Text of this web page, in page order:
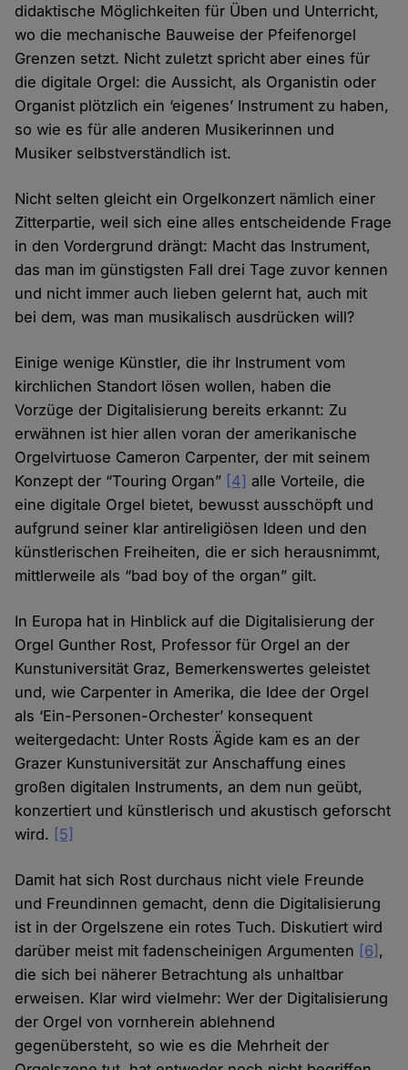
didaktische Möglichkeiten für Üben und Unterricht,
wo die mechanische Bauweise der Pfeifenorgel
Grenzen setzt. Nicht zuletzt spricht aber eines für
die digitale Orgel: die Aussicht, als Organistin oder
Organist plötzlich ein ‘eigenes’ Instrument zu haben,
so wie es für alle anderen Musikerinnen und
Musiker selbstverständlich ist.
Nicht selten gleicht ein Orgelkonzert nämlich einer
Zitterpartie, weil sich eine alles entscheidende Frage
in den Vordergrund drängt: Macht das Instrument,
das man im günstigsten Fall drei Tage zuvor kennen
und nicht immer auch lieben gelernt hat, auch mit
bei dem, was man musikalisch ausdrücken will?
Einige wenige Künstler, die ihr Instrument vom
kirchlichen Standort lösen wollen, haben die
Vorzüge der Digitalisierung bereits erkannt: Zu
erwähnen ist hier allen voran der amerikanische
Orgelvirtuose Cameron Carpenter, der mit seinem
Konzept der “Touring Organ” [4] alle Vorteile, die
eine digitale Orgel bietet, bewusst ausschöpft und
aufgrund seiner klar antireligiösen Ideen und den
künstlerischen Freiheiten, die er sich herausnimmt,
mittlerweile als “bad boy of the organ” gilt.
In Europa hat in Hinblick auf die Digitalisierung der
Orgel Gunther Rost, Professor für Orgel an der
Kunstuniversität Graz, Bemerkenswertes geleistet
und, wie Carpenter in Amerika, die Idee der Orgel
als ‘Ein-Personen-Orchester’ konsequent
weitergedacht: Unter Rosts Ägide kam es an der
Grazer Kunstuniversität zur Anschaffung eines
großen digitalen Instruments, an dem nun geübt,
konzertiert und künstlerisch und akustisch geforscht
wird. [5]
Damit hat sich Rost durchaus nicht viele Freunde
und Freundinnen gemacht, denn die Digitalisierung
ist in der Orgelszene ein rotes Tuch. Diskutiert wird
darüber meist mit fadenscheinigen Argumenten [6] ,
die sich bei näherer Betrachtung als unhaltbar
erweisen. Klar wird vielmehr: Wer der Digitalisierung
der Orgel von vornherein ablehnend
gegenübersteht, so wie es die Mehrheit der